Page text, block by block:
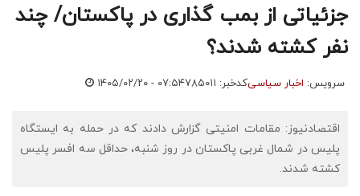
جزئیاتی از بمب گذاری در پاکستان/ چند
نفر کشته شدند؟
سرویس: اخبار سیاسیکدخبر: ۷۸۵۰۱۱ ۱۴۰۵/۰۲/۲۰ - ۰۷:۵۴
اقتصادنیوز: مقامات امنیتی گزارش دادند که در حمله به ایستگاه
پلیس در شمال غربی پاکستان در روز شنبه، حداقل سه افسر پلیس
کشته شدند.